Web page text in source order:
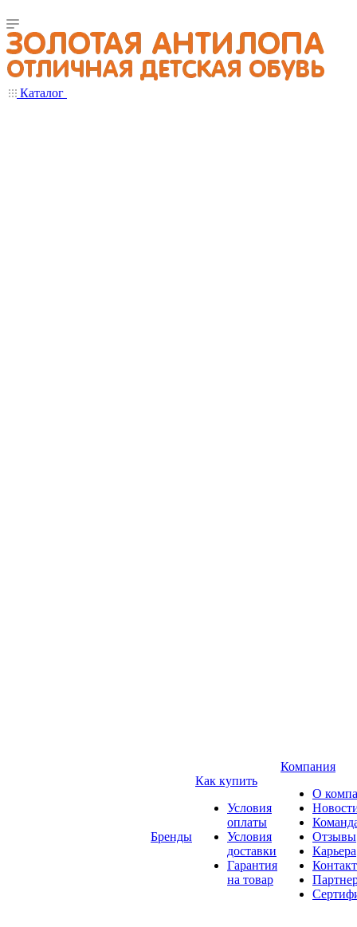
Каталог
Бренды
Как купить
Условия
оплаты
Условия
доставки
Гарантия
на товар
Компания
О
Отзывы
Карьера